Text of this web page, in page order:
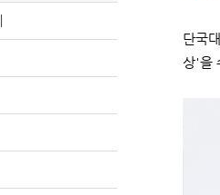
단국
상'을